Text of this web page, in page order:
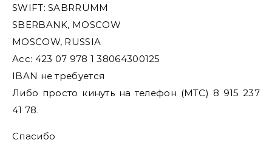
SWIFT: SABRRUMM
SBERBANK, MOSCOW
MOSCOW, RUSSIA
Acc: 423 07 978 1 38064300125
IBAN не требуется
Либо просто кинуть на телефон (МТС) 8 915 237
41 78.
Спасибо